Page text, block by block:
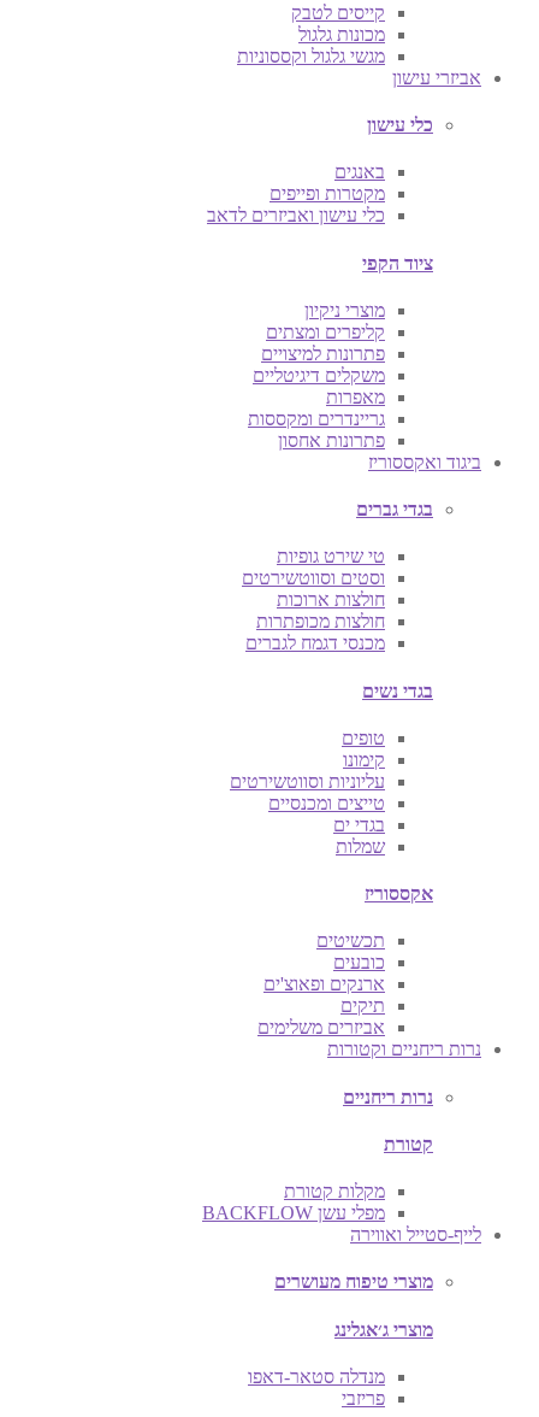
קייסים לטבק
מכונות גלגול
מגשי גלגול וקססוניות
אביזרי עישון
כלי עישון
באנגים
מקטרות ופייפים
כלי עישון ואביזרים לדאב
ציוד הקפי
מוצרי ניקיון
קליפרים ומצתים
פתרונות למיצויים
משקלים דיגיטליים
מאפרות
גריינדרים ומקססות
פתרונות אחסון
ביגוד ואקססוריז
בגדי גברים
טי שירט גופיות
וסטים וסווטשירטים
חולצות ארוכות
חולצות מכופתרות
מכנסי דגמח לגברים
בגדי נשים
טופים
קימונו
עליוניות וסווטשירטים
טייצים ומכנסיים
בגדי ים
שמלות
אקססוריז
תכשיטים
כובעים
ארנקים ופאוצ'ים
תיקים
אביזרים משלימים
נרות ריחניים וקטורות
נרות ריחניים
קטורת
מקלות קטורת
מפלי עשן BACKFLOW
לייף-סטייל ואווירה
מוצרי טיפוח מעושרים
מוצרי ג׳אגלינג
מנדלה סטאר-דאפו
פריזבי